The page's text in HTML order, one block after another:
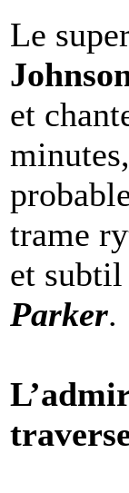
Le
et
trame
et
Parker.